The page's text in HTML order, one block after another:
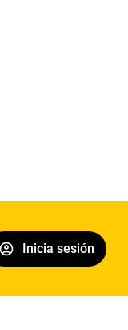
Inicia sesión